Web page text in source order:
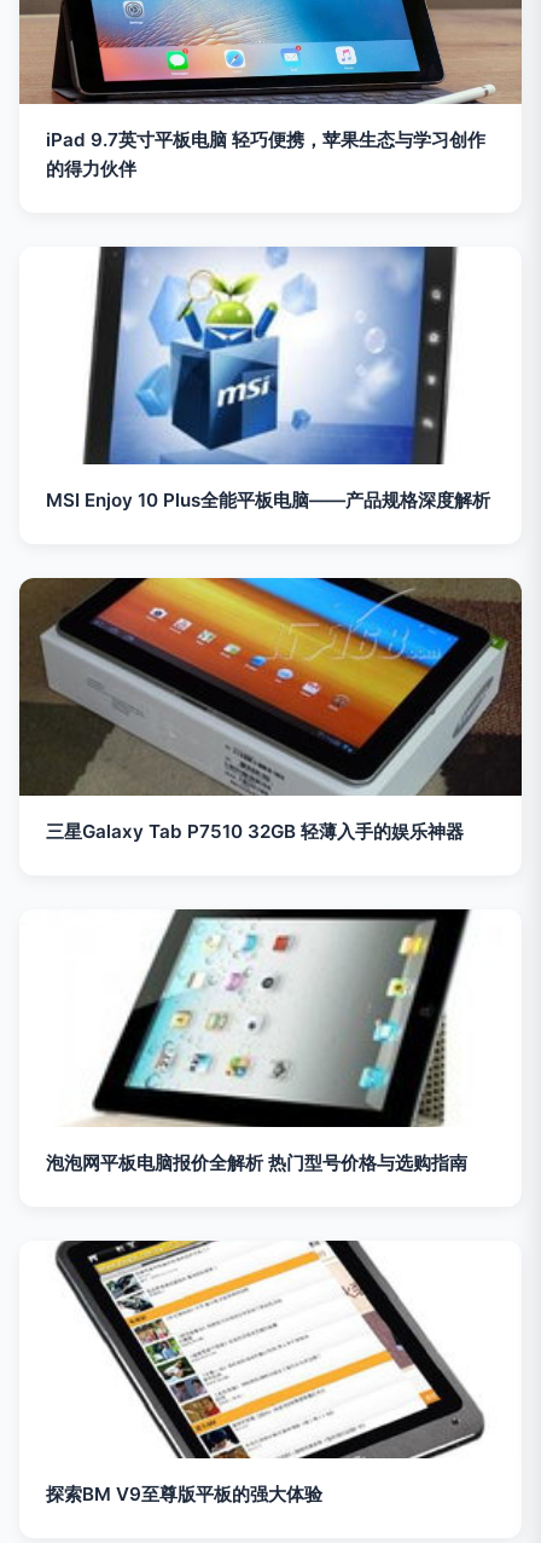
iPad 9.7英寸平板电脑 轻巧便携，苹果生态与学习创作
的得力伙伴
MSI Enjoy 10 Plus全能平板电脑——产品规格深度解析
三星Galaxy Tab P7510 32GB 轻薄入手的娱乐神器
泡泡网平板电脑报价全解析 热门型号价格与选购指南
探索BM V9至尊版平板的强大体验